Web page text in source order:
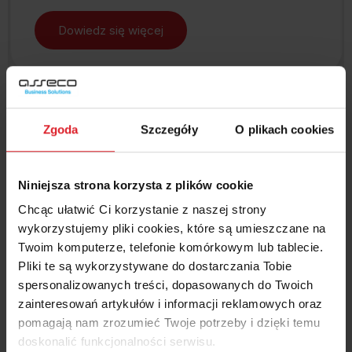
Zgoda Szczegóły O plikach cookies
Niniejsza strona korzysta z plików cookie
Chcąc ułatwić Ci korzystanie z naszej strony
wykorzystujemy pliki cookies, które są umieszczane na
Twoim komputerze, telefonie komórkowym lub tablecie.
Pliki te są wykorzystywane do dostarczania Tobie
spersonalizowanych treści, dopasowanych do Twoich
zainteresowań artykułów i informacji reklamowych oraz
pomagają nam zrozumieć Twoje potrzeby i dzięki temu
doskonalić funkcjonalności serwisu.
ma status czynnego podatnika VAT
Dowiedz się więcej about Korekty zbiorcze – zobacz
Slide group 1
Slide group 2
Slide group 3
Slide group 4
Slide group 5
Slide group 6
Slide group 7
Slide group 8
Slide group 9
Internetowy System Zgłoszeń
Telefoniczna Pomoc Techniczna
Pomoc zdalna
Usługi wsparcia
Najczęstsze pytania i odpowiedzi